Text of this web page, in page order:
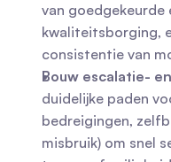
van goedgekeurde
kwaliteitsborging,
consistentie van
Bouw escalatie-
duidelijke paden
bedreigingen,
misbruik) om snel